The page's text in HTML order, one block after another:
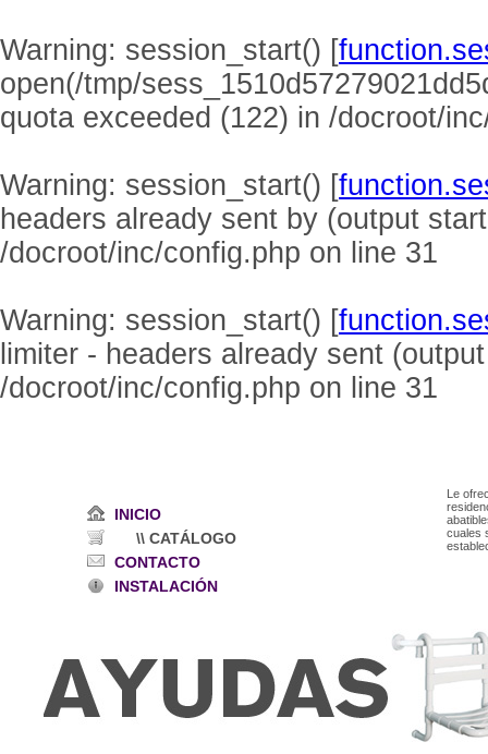
Warning: session_start() [
open(/tmp/
quota exceeded (122) in /docroot/
Warning: session_start() [
headers already sent by (output
/docroot/inc/config.php on line 31
Warning: session_start() [
limiter - headers already sent
/docroot/inc/config.php on line 31
INICIO
\\ CATÁLOGO
CONTACTO
INSTALACIÓN
Le
cuales